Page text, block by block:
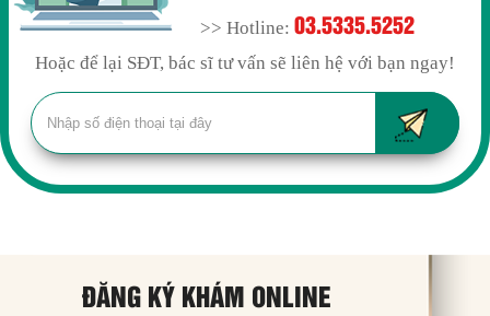
>> Hotline:03.5335.5252
Hoặc để lại SĐT, bác sĩ tư vấn sẽ liên hệ với bạn ngay!
ĐĂNG KÝ KHÁM ONLINE